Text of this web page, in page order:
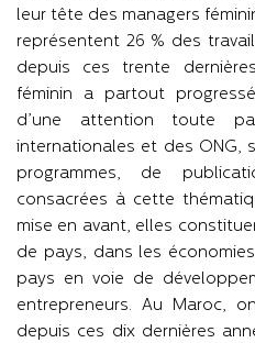
leur tête des managers
représentent 26 % des
depuis ces trente
féminin a partout
d’une attention toute
internationales et des ONG,
programmes, de
consacrées à cette
mise en avant, elles
de pays, dans les
pays en voie de
entrepreneurs. Au Maroc,
depuis ces dix dernières